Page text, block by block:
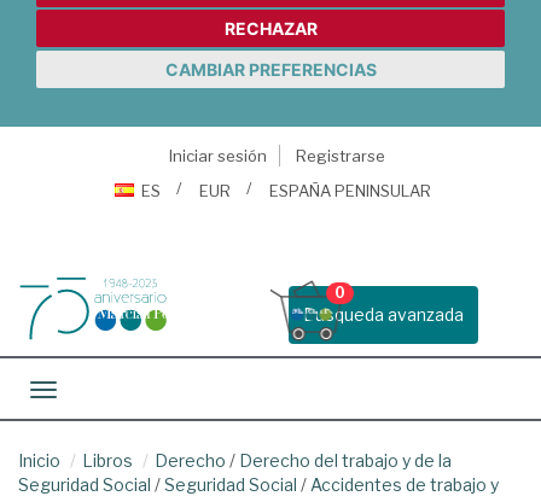
RECHAZAR
CAMBIAR PREFERENCIAS
Iniciar sesión
Registrarse
ES
EUR ESPAÑA PENINSULAR
Busqueda avanzada
0
Toggle navigation
Inicio Libros Derecho / Derecho del trabajo y de la
Seguridad Social /Seguridad Social / Accidentes de trabajo y